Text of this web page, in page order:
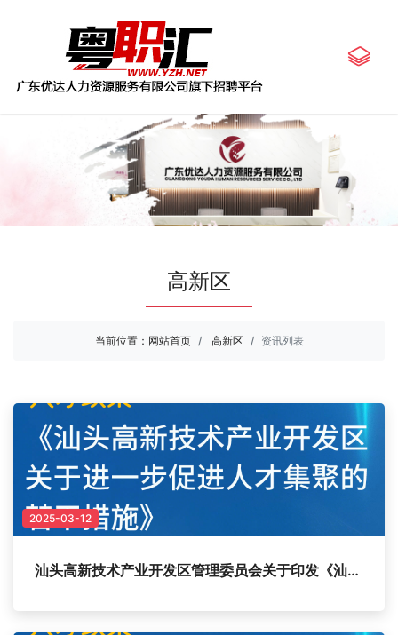
高新区
当前位置： 网站首页 高新区 资讯列表
2025-03-12
汕头高新技术产业开发区管理委员会关于印发《汕头高新技术产业开发区关于进一步促进人才集聚的若干措施》的通知